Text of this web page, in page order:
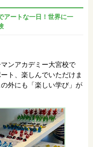
アートな一日！世界に一
ンアカデミー大宮校で
ト、楽しんでいただけま
外にも「楽しい学び」が